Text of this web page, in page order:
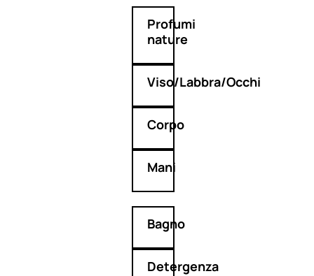
Profumi
nature
Viso/Labbra/Occhi
Corpo
Mani
Bagno
Detergenza